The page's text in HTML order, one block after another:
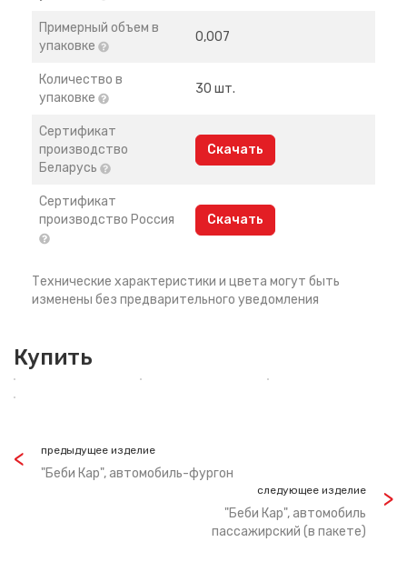
Примерный объем в
упаковке
0,007
Количество в
упаковке
30 шт.
Сертификат
производство
Беларусь
Скачать
Сертификат
производство Россия
Скачать
Технические характеристики и цвета могут быть
изменены без предварительного уведомления
Купить
предыдущее изделие
"Беби Кар", автомобиль-фургон
следующее изделие
"Беби Кар", автомобиль
пассажирский (в пакете)